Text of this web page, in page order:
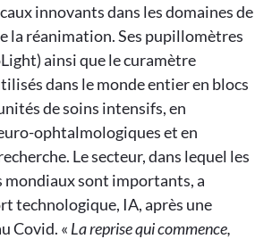
innovants dans les domaines de
la réanimation. Ses pupillomètres
ainsi que le curamètre
dans le monde entier en blocs
de soins intensifs, en
ophtalmologiques et en
Le secteur, dans lequel les
mondiaux sont importants, a
technologique, IA, après une
Covid. « La reprise qui commence,